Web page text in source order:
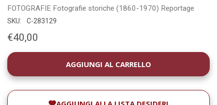
FOTOGRAFIE Fotografie storiche (1860-1970) Reportage
SKU: C-283129
€40,00
DISPONIBILITÀ
ATTUALE: